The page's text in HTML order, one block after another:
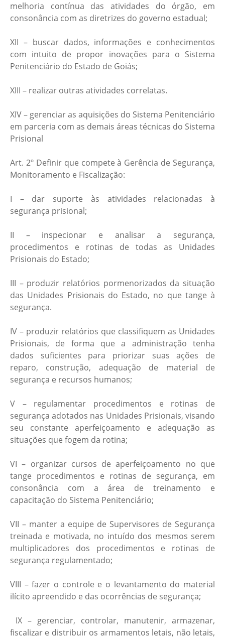
melhoria contínua das atividades do órgão, em
consonância com as diretrizes do governo estadual;
XII – buscar dados, informações e conhecimentos
com intuito de propor inovações para o Sistema
Penitenciário do Estado de Goiás;
XIII – realizar outras atividades correlatas.
XIV – gerenciar as aquisições do Sistema Penitenciário
em parceria com as demais áreas técnicas do Sistema
Prisional
Art. 2º Definir que compete à Gerência de Segurança,
Monitoramento e Fiscalização:
I – dar suporte às atividades relacionadas à
segurança prisional;
II – inspecionar e analisar a segurança,
procedimentos e rotinas de todas as Unidades
Prisionais do Estado;
III – produzir relatórios pormenorizados da situação
das Unidades Prisionais do Estado, no que tange à
segurança.
IV – produzir relatórios que classifiquem as Unidades
Prisionais, de forma que a administração tenha
dados suficientes para priorizar suas ações de
reparo, construção, adequação de material de
segurança e recursos humanos;
V – regulamentar procedimentos e rotinas de
segurança adotados nas Unidades Prisionais, visando
seu constante aperfeiçoamento e adequação as
situações que fogem da rotina;
VI – organizar cursos de aperfeiçoamento no que
tange procedimentos e rotinas de segurança, em
consonância com a área de treinamento e
capacitação do Sistema Penitenciário;
VII – manter a equipe de Supervisores de Segurança
treinada e motivada, no intuído dos mesmos serem
multiplicadores dos procedimentos e rotinas de
segurança regulamentado;
VIII – fazer o controle e o levantamento do material
ilícito apreendido e das ocorrências de segurança;
IX – gerenciar, controlar, manutenir, armazenar,
fiscalizar e distribuir os armamentos letais, não letais,